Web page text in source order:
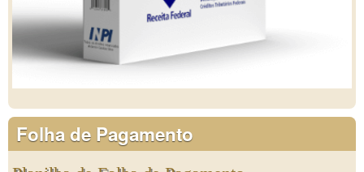
Folha de Pagamento